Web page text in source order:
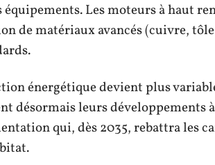
équipements. Les moteurs à haut
de matériaux avancés (cuivre,
énergétique devient plus
désormais leurs développements
qui, dès 2035, rebattra les